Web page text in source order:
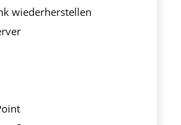
wiederherstellen